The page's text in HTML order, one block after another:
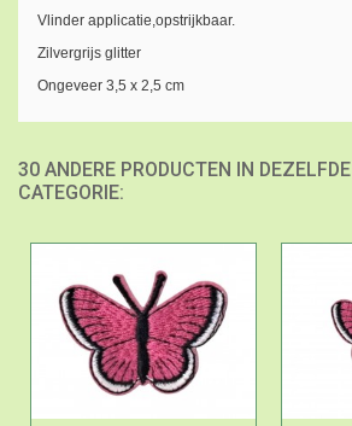
Vlinder applicatie,opstrijkbaar.
Zilvergrijs glitter
Ongeveer 3,5 x 2,5 cm
30 ANDERE PRODUCTEN IN DEZELFDE
CATEGORIE: